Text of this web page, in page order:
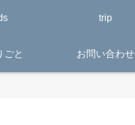
trip
ごと お問い合わせ